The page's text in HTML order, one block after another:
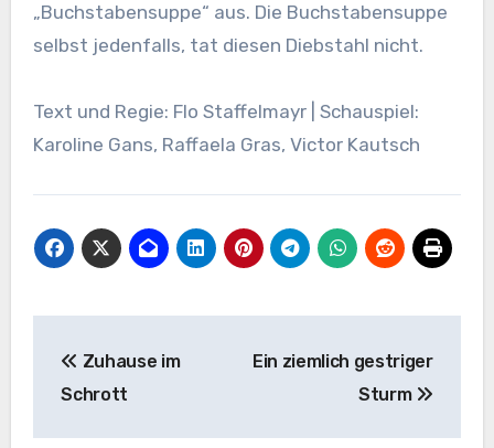
„Buchstabensuppe“ aus. Die Buchstabensuppe
selbst jedenfalls, tat diesen Diebstahl nicht.
Text und Regie: Flo Staffelmayr | Schauspiel:
Karoline Gans, Raffaela Gras, Victor Kautsch
Zuhause im
Schrott
Ein ziemlich gestriger
Sturm